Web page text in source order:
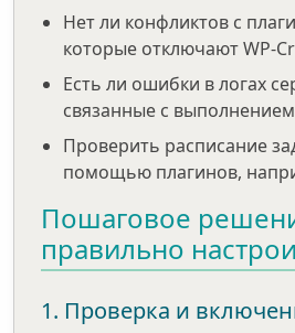
Нет ли конфликтов с
которые отключают WP-
Есть ли ошибки в логах
связанные с
Проверить расписание
помощью плагинов,
Пошаговое
правильно
1. Проверка и